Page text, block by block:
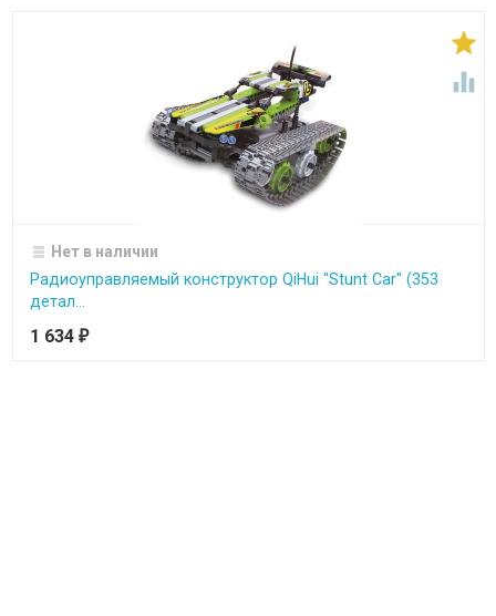


Нет в наличии
Радиоуправляемый конструктор QiHui "Stunt Car" (353
детал...
1 634 ₽